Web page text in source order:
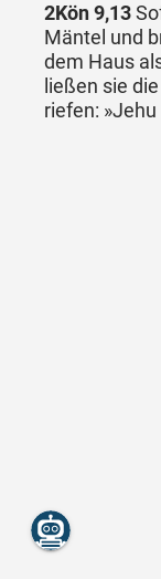
2Kön 9,13
Mäntel und
dem Haus
ließen sie
riefen: